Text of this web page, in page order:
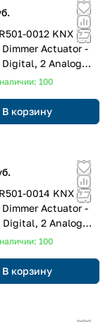
Actuator -
2 Analog
100
В корзину
Actuator -
2 Analog
100
В корзину